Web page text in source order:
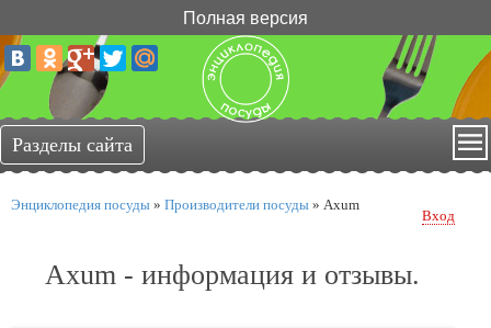
Полная версия
Энциклопедия посуды » Производители посуды » Axum
Вход
Axum - информация и отзывы.